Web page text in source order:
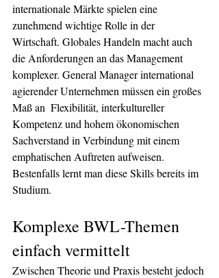
internationale Märkte spielen eine
zunehmend wichtige Rolle in der
Wirtschaft. Globales Handeln macht auch
die Anforderungen an das Management
komplexer. General Manager international
agierender Unternehmen müssen ein großes
Maß an  Flexibilität, interkultureller
Kompetenz und hohem ökonomischen
Sachverstand in Verbindung mit einem
emphatischen Auftreten aufweisen.
Bestenfalls lernt man diese Skills bereits im
Studium.
Komplexe BWL-Themen
einfach vermittelt
Zwischen Theorie und Praxis besteht jedoch